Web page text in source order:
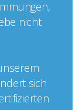
nicht
sich